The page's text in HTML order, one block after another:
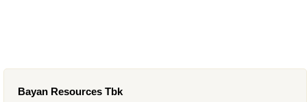
Bayan Resources Tbk